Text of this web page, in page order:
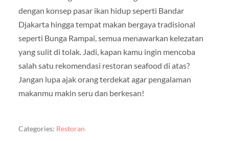
dengan konsep pasar ikan hidup seperti Bandar
Djakarta hingga tempat makan bergaya tradisional
seperti Bunga Rampai, semua menawarkan kelezatan
yang sulit di tolak. Jadi, kapan kamu ingin mencoba
salah satu rekomendasi restoran seafood di atas?
Jangan lupa ajak orang terdekat agar pengalaman
makanmu makin seru dan berkesan!
Categories: Restoran